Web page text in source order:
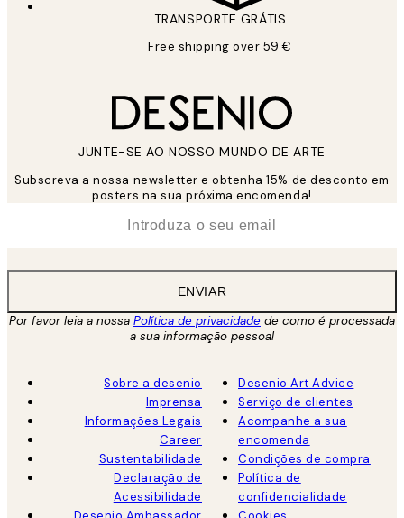
TRANSPORTE GRÁTIS
Free shipping over 59 €
JUNTE-SE AO NOSSO MUNDO DE ARTE
Subscreva a nossa newsletter e obtenha 15% de desconto em
posters na sua próxima encomenda!
ENVIAR
Por favor leia a nossa Política de privacidade de como é processada
a sua informação pessoal
Sobre a desenio
Imprensa
Informações Legais
Career
Sustentabilidade
Declaração de
Acessibilidade
Desenio Art Advice
Serviço de clientes
Acompanhe a sua
encomenda
Condições de compra
Política de
confidencialidade